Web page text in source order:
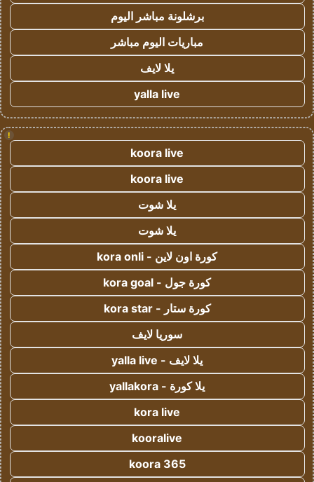
برشلونة مباشر اليوم
مباريات اليوم مباشر
يلا لايف
yalla live
!
koora live
koora live
يلا شوت
يلا شوت
كورة اون لاين - kora onli
كورة جول - kora goal
كورة ستار - kora star
سوريا لايف
يلا لايف - yalla live
يلا كورة - yallakora
kora live
kooralive
koora 365